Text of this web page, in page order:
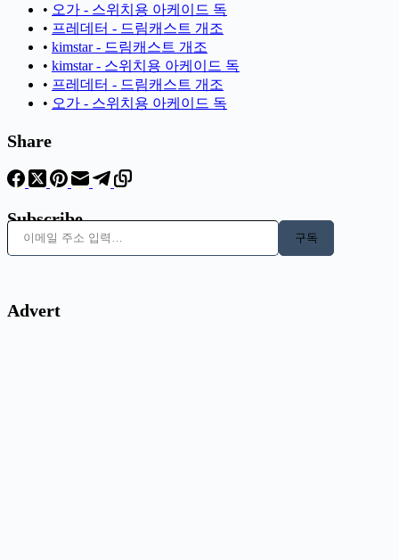
• 오가 - 스위치용 아케이드 독
• 프레데터 - 드림캐스트 개조
• kimstar - 드림캐스트 개조
• kimstar - 스위치용 아케이드 독
• 프레데터 - 드림캐스트 개조
• 오가 - 스위치용 아케이드 독
Share
Subscribe
이메일 주소 입력…
구독
Advert